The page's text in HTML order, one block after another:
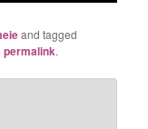
and tagged
permalink.